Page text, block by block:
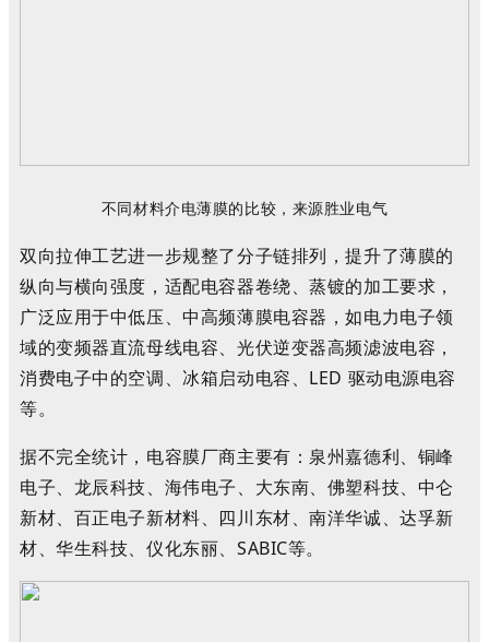
不同材料介电薄膜的比较，来源胜业电气
双向拉伸工艺进一步规整了分子链排列，提升了薄膜的
纵向与横向强度，适配电容器卷绕、蒸镀的加工要求，
广泛应用于中低压、中高频薄膜电容器 ，如电力电子领
域的变频器直流母线电容、光伏逆变器高频滤波电容，
消费电子中的空调、冰箱启动电容、LED 驱动电源电容
等。
据不完全统计，电容膜厂商主要有： 泉州嘉德利、铜峰
电子、龙辰科技、海伟电子、大东南、佛塑科技、中仑
新材、百正电子新材料、四川东材、南洋华诚、达孚新
材、华生科技、仪化东丽、 SABIC等。